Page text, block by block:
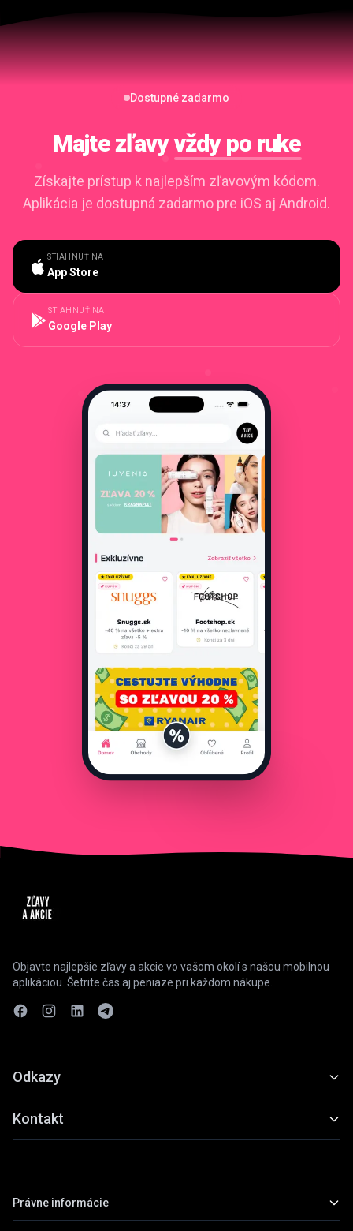
Dostupné zadarmo
Majte zľavyvždy po ruke
Získajte prístup k najlepším zľavovým kódom.
Aplikácia je dostupná zadarmo pre iOS aj Android.
STIAHNUŤ NA
App Store
STIAHNUŤ NA
Google Play
Objavte najlepšie zľavy a akcie vo vašom okolí s našou mobilnou
aplikáciou. Šetrite čas aj peniaze pri každom nákupe.
Odkazy
Funkcie
Ukážky
Stiahnuť
Kontakt
Praha, Česká republika
Právne informácie